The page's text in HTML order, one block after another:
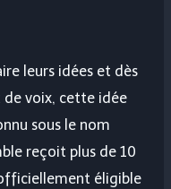
leurs idées et dès
voix, cette idée
sous le nom
reçoit plus de 10
éligible